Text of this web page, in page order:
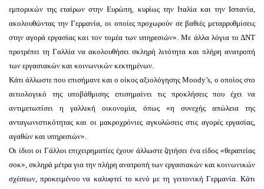
εμπορικών της εταίρων στην Ευρώπη, κυρίως την Ιταλία και την Ισπανία,
ακολουθώντας την Γερμανία, οι οποίες προχωρούν σε βαθιές μεταρρυθμίσεις
στην αγορά εργασίας και τον τομέα των υπηρεσιών». Με άλλα λόγια το ΔΝΤ
προτρέπει τη Γαλλία να ακολουθήσει σκληρή λιτότητα και πλήρη ανατροπή
των εργασιακών και κοινωνικών κεκτημένων.
Κάτι άλλωστε που επισήμανε και ο οίκος αξιολόγησης Moody’s, ο οποίος στο
αιτιολογικό της υποβάθμισης επισημαίνει τις προκλήσεις που έχει να
αντιμετωπίσει η γαλλική οικονομία, όπως «η συνεχής απώλεια της
ανταγωνιστικότητας και οι μακροχρόνιες αγκυλώσεις στις αγορές εργασίας,
αγαθών και υπηρεσιών».
Οι ίδιοι οι Γάλλοι επιχειρηματίες έχουν άλλωστε ζητήσει ένα είδος «θεραπείας
σοκ», σκληρά μέτρα για την πλήρη ανατροπή των εργασιακών και κοινωνικών
σχέσεων, προκειμένου να καλυφτεί το κενό με τη γειτονική Γερμανία. Κάτι